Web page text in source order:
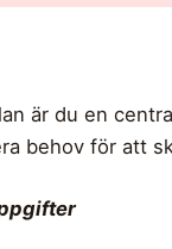
är du en
behov för att